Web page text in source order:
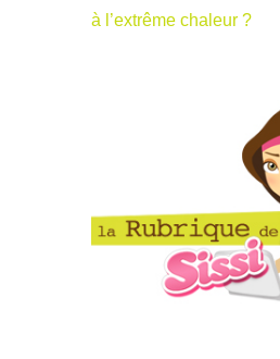
à l’extrême chaleur ?